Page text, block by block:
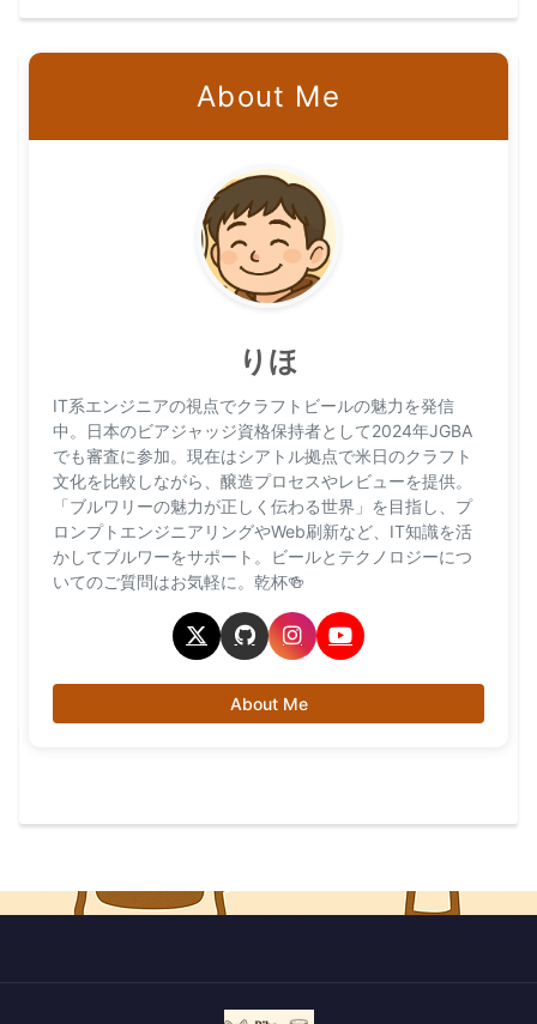
About Me
りほ
IT系エンジニアの視点でクラフトビールの魅力を発信
中。日本のビアジャッジ資格保持者として2024年JGBA
でも審査に参加。現在はシアトル拠点で米日のクラフト
文化を比較しながら、醸造プロセスやレビューを提供。
「ブルワリーの魅力が正しく伝わる世界」を目指し、プ
ロンプトエンジニアリングやWeb刷新など、IT知識を活
かしてブルワーをサポート。ビールとテクノロジーにつ
いてのご質問はお気軽に。乾杯🍻
About Me